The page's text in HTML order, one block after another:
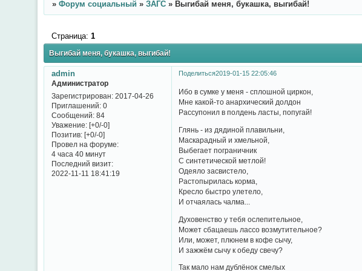
» Форум социальный » ЗАГС » Выгибай меня, букашка, выгибай!
Выгибай меня, букашка, выгибай!
Страница: 1
Поделиться2019-01-15 22:05:46
admin
Администратор
Зарегистрирован: 2017-04-26
Приглашений:0
Сообщений:84
Уважение: [+0/-0]
Позитив: [+0/-0]
Провел на форуме:
4 часа 40 минут
Последний визит:
2022-11-11 18:41:19
Ибо в сумке у меня - сплошной циркон,
Мне какой-то анархический долдон
Рассупонил в полдень ласты, попугай!
Глянь - из дядиной плавильни,
Маскарадный и хмельной,
Выбегает пограничник
С синтетической метлой!
Одеяло засвистело,
Растопырилась корма,
Кресло быстро улетело,
И отчаялась чалма...
Духовенство у тебя ослепительное,
Может сбацаешь лассо возмутительное?
Или, может, плюнем в кофе сычу,
И зажжём сычу к обеду свечу?
Так мало нам дублёнок смелых